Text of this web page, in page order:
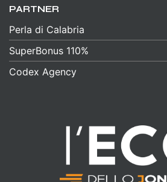
PARTNER
Perla di Calabria
SuperBonus 110%
Codex Agency